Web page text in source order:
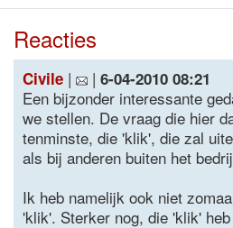
Reacties
Civile | | 6-04-2010 08:21
Een bijzonder interessante
we stellen. De vraag die hier
tenminste, die 'klik', die zal
als bij anderen buiten het
Ik heb namelijk ook niet
'klik'. Sterker nog, die 'klik'